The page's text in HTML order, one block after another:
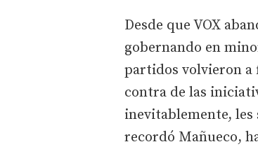
Desde que VOX
gobernando en
partidos volvieron a
contra de las
inevitablemente, les
recordó Mañueco,